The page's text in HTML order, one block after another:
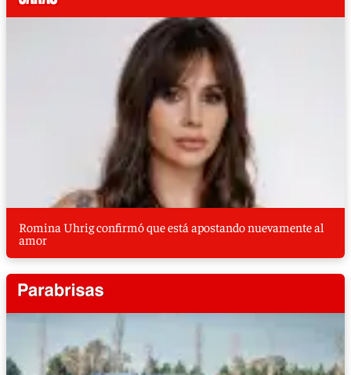
Romina Uhrig confirmó que está apostando nuevamente al
amor